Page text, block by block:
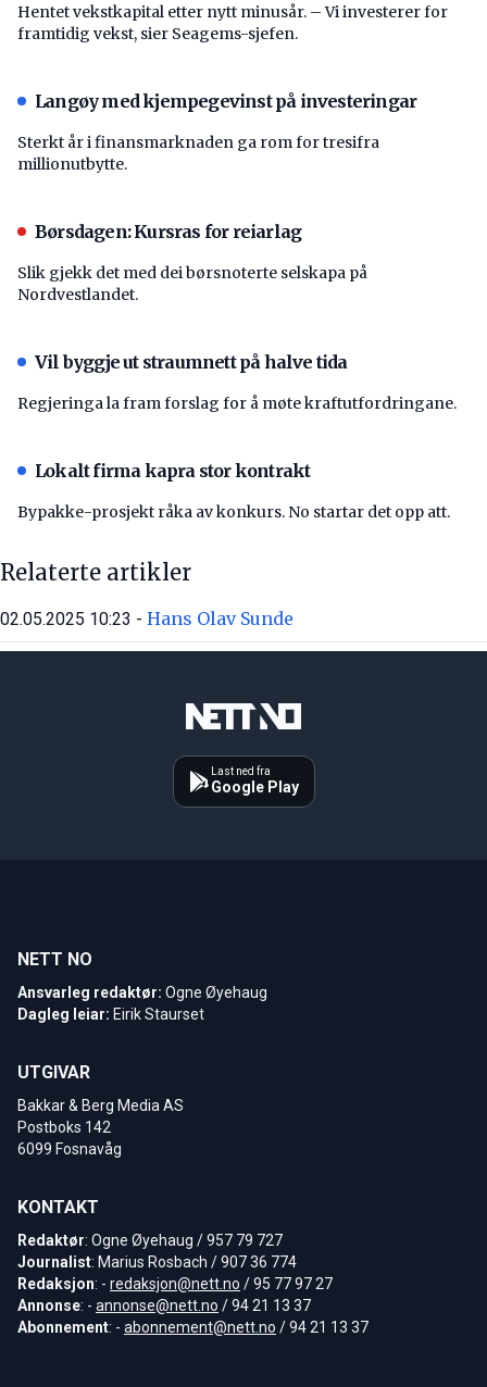
Hentet vekstkapital etter nytt minusår. – Vi investerer for
framtidig vekst, sier Seagems-sjefen.
Langøy med kjempegevinst på investeringar
Sterkt år i finansmarknaden ga rom for tresifra
millionutbytte.
Børsdagen: Kursras for reiarlag
Slik gjekk det med dei børsnoterte selskapa på
Nordvestlandet.
Vil byggje ut straumnett på halve tida
Regjeringa la fram forslag for å møte kraftutfordringane.
Lokalt firma kapra stor kontrakt
Bypakke-prosjekt råka av konkurs. No startar det opp att.
Relaterte artikler
02.05.2025 10:23 - Hans Olav Sunde
Last ned fra
Google Play
NETT NO
Ansvarleg redaktør: Ogne Øyehaug
Dagleg leiar: Eirik Staurset
UTGIVAR
Bakkar & Berg Media AS
Postboks 142
6099 Fosnavåg
KONTAKT
Redaktør: Ogne Øyehaug / 957 79 727
Journalist: Marius Rosbach / 907 36 774
Redaksjon: - redaksjon@nett.no / 95 77 97 27
Annonse: - annonse@nett.no / 94 21 13 37
Abonnement: - abonnement@nett.no / 94 21 13 37